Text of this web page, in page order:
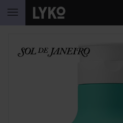
HOPPA TILL INNEHÅLLET
HOPPA ÖVER SEKTIONEN